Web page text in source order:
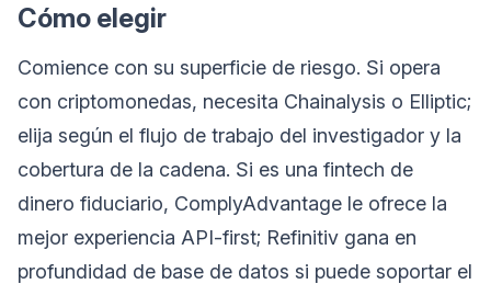
Cómo elegir
Comience con su superficie de riesgo. Si opera
con criptomonedas, necesita Chainalysis o Elliptic;
elija según el flujo de trabajo del investigador y la
cobertura de la cadena. Si es una fintech de
dinero fiduciario, ComplyAdvantage le ofrece la
mejor experiencia API-first; Refinitiv gana en
profundidad de base de datos si puede soportar el